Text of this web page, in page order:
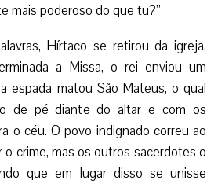
mais poderoso do que tu?”
Hírtaco se retirou da igreja,
a Missa, o rei enviou um
espada matou São Mateus, o qual
de pé diante do altar e com os
o céu. O povo indignado correu ao
o crime, mas os outros sacerdotes o
que em lugar disso se unisse